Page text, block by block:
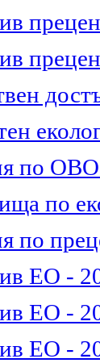
по
по
по
ЕО -
ЕО -
ЕО -